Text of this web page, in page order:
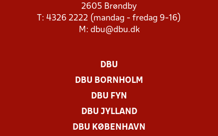
2605 Brøndby
T: 4326 2222 (mandag - fredag 9-16)
M: dbu@dbu.dk
DBU
DBU BORNHOLM
DBU FYN
DBU JYLLAND
DBU KØBENHAVN